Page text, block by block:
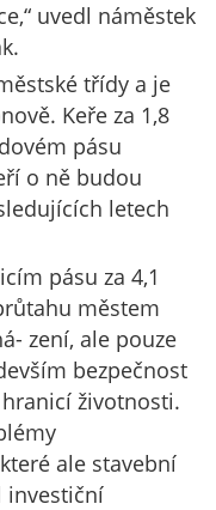
uvedl náměstek
třídy a je
Keře za 1,8
pásu
o ně budou
letech
pásu za 4,1
městem
zení, ale pouze
bezpečnost
životnosti.
ale stavební
investiční